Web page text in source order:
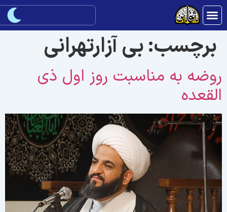
برچسب:بی آزارتهرانی
به مناسبت روز اول ذی